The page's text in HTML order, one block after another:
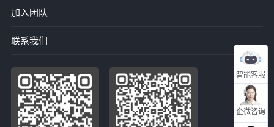
智能客服
企微咨询
加入团队
联系我们